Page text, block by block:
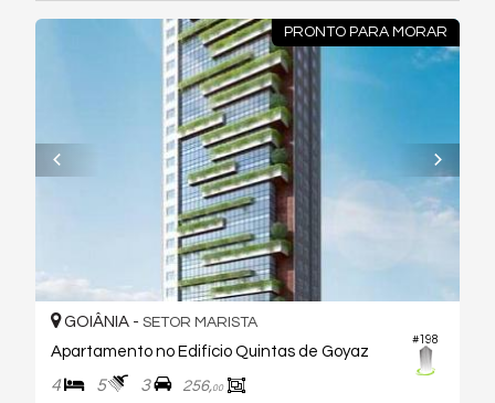
PRONTO PARA MORAR
#198
GOIÂNIA - SETOR MARISTA
Apartamento no Edifício Quintas de Goyaz
4 5 3 256,00